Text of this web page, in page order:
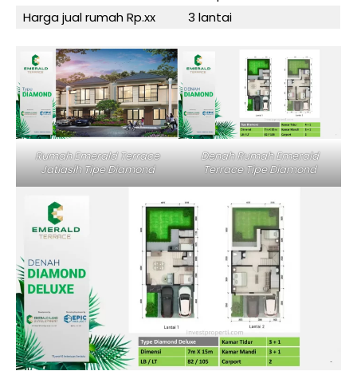
Harga jual rumah Rp.xx
3 lantai
Rumah Emerald Terrace
Jatiasih Tipe Diamond
Denah Rumah Emerald
Terrace Tipe Diamond